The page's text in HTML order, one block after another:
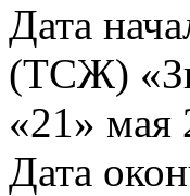
Дата
(ТСЖ)
«21» мая
Дата